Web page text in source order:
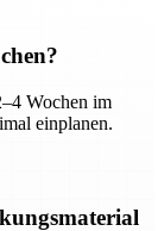
Wochen im
einplanen.